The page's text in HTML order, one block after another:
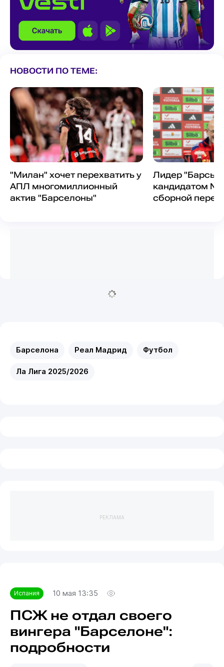
НОВОСТИ ПО ТЕМЕ:
"Милан" хочет перехватить у
АПЛ многомиллионный
актив "Барселоны"
Лидер "Барсы"
кандидатом
сборной
Барселона Реал Мадрид Футбол
Ла Лига 2025/2026
РЕКЛАМА
Испания 10 мая 13:35
ПСЖ не отдал своего
вингера "Барселоне":
подробности